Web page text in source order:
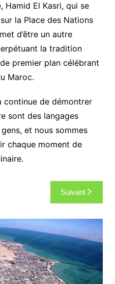
Hamid El Kasri, qui se
la Place des Nations
d’être un autre
la tradition
premier plan célébrant
Maroc.
continue de démontrer
sont des langages
et nous sommes
chaque moment de
Suivant